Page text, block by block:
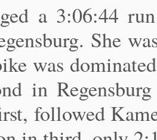
a 3:06:44
She
was
in
followed